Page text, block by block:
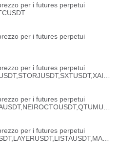
per i futures perpetui
per i futures perpetui
per i futures perpetui
per i futures perpetui
per i futures perpetui